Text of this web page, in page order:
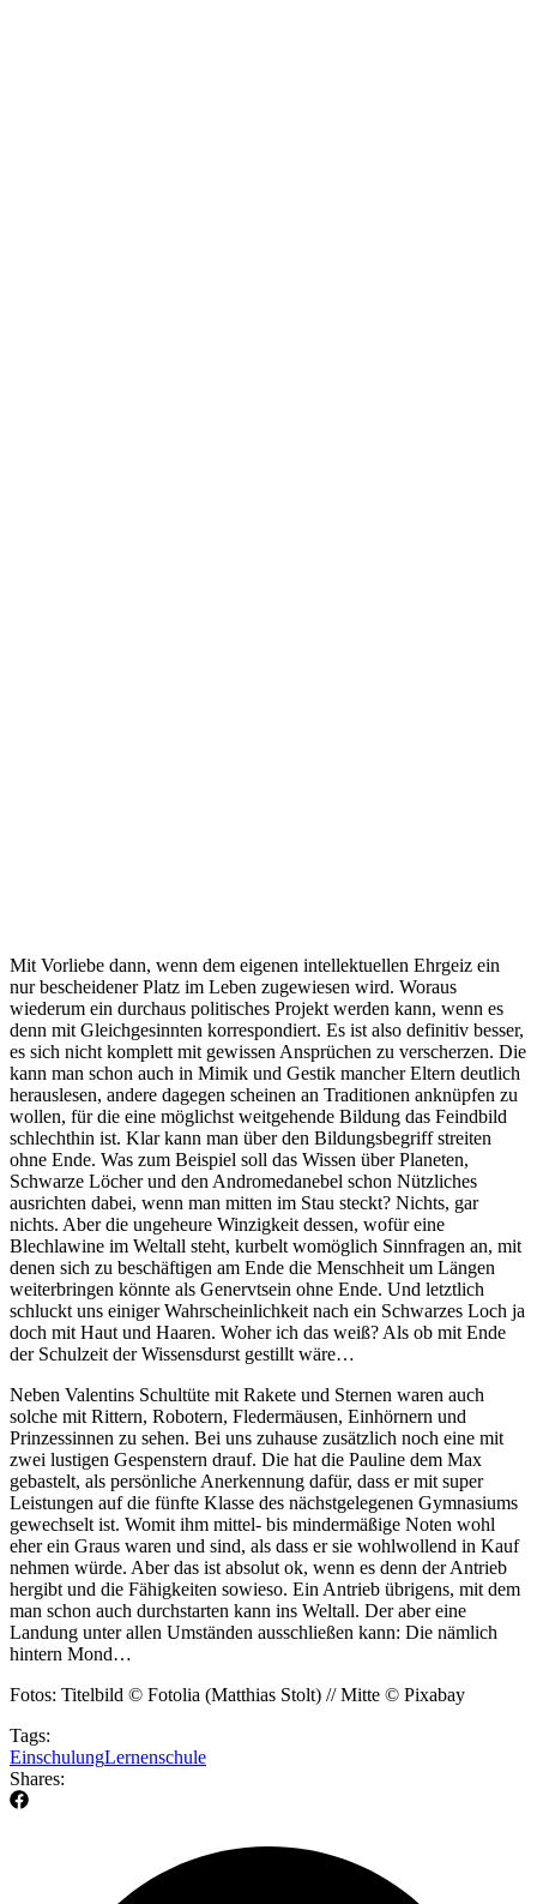
Mit Vorliebe dann, wenn dem eigenen intellektuellen Ehrgeiz ein
nur bescheidener Platz im Leben zugewiesen wird. Woraus
wiederum ein durchaus politisches Projekt werden kann, wenn es
denn mit Gleichgesinnten korrespondiert. Es ist also definitiv besser,
es sich nicht komplett mit gewissen Ansprüchen zu verscherzen. Die
kann man schon auch in Mimik und Gestik mancher Eltern deutlich
herauslesen, andere dagegen scheinen an Traditionen anknüpfen zu
wollen, für die eine möglichst weitgehende Bildung das Feindbild
schlechthin ist. Klar kann man über den Bildungsbegriff streiten
ohne Ende. Was zum Beispiel soll das Wissen über Planeten,
Schwarze Löcher und den Andromedanebel schon Nützliches
ausrichten dabei, wenn man mitten im Stau steckt? Nichts, gar
nichts. Aber die ungeheure Winzigkeit dessen, wofür eine
Blechlawine im Weltall steht, kurbelt womöglich Sinnfragen an, mit
denen sich zu beschäftigen am Ende die Menschheit um Längen
weiterbringen könnte als Genervtsein ohne Ende. Und letztlich
schluckt uns einiger Wahrscheinlichkeit nach ein Schwarzes Loch ja
doch mit Haut und Haaren. Woher ich das weiß? Als ob mit Ende
der Schulzeit der Wissensdurst gestillt wäre…
Neben Valentins Schultüte mit Rakete und Sternen waren auch
solche mit Rittern, Robotern, Fledermäusen, Einhörnern und
Prinzessinnen zu sehen. Bei uns zuhause zusätzlich noch eine mit
zwei lustigen Gespenstern drauf. Die hat die Pauline dem Max
gebastelt, als persönliche Anerkennung dafür, dass er mit super
Leistungen auf die fünfte Klasse des nächstgelegenen Gymnasiums
gewechselt ist. Womit ihm mittel- bis mindermäßige Noten wohl
eher ein Graus waren und sind, als dass er sie wohlwollend in Kauf
nehmen würde. Aber das ist absolut ok, wenn es denn der Antrieb
hergibt und die Fähigkeiten sowieso. Ein Antrieb übrigens, mit dem
man schon auch durchstarten kann ins Weltall. Der aber eine
Landung unter allen Umständen ausschließen kann: Die nämlich
hintern Mond…
Fotos: Titelbild © Fotolia (Matthias Stolt) // Mitte © Pixabay
Tags:
EinschulungLernenschule
Shares: